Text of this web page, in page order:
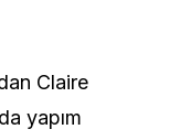
Claire
yapım